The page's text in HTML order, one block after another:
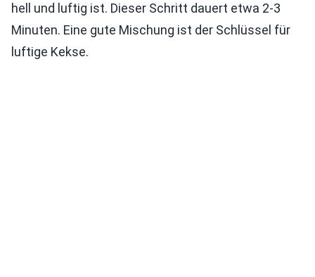
hell und luftig ist. Dieser Schritt dauert etwa 2-3
Minuten. Eine gute Mischung ist der Schlüssel für
luftige Kekse.